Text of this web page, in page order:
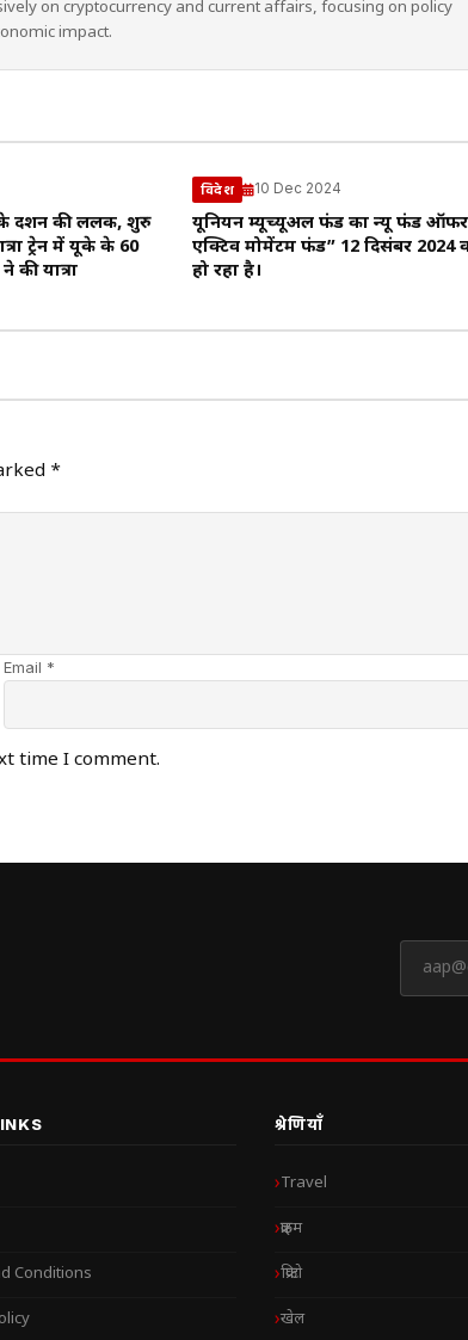
on cryptocurrency and current affairs, focusing on policy
impact.
दर्शन की ललक, शुरु
ट्रेन में यूके के 60
की यात्रा
विदेश 10 Dec 2024
यूनियन म्यूच्यूअल फंड का न्यू फंड ऑफर
एक्टिव मोमेंटम फंड” 12 दिसंबर 2024
हो रहा है।
*
Email *
time I comment.
Conditions
श्रेणियाँ
Travel
क्राइम
क्रिप्टो
खेल